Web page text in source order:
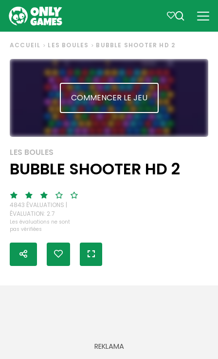
ACCUEIL LES BOULES BUBBLE SHOOTER HD 2
COMMENCER LE JEU
LES BOULES
BUBBLE SHOOTER HD 2
4843 ÉVALUATIONS |
ÉVALUATION: 2.7
Les évaluations ne sont
pas vérifiées